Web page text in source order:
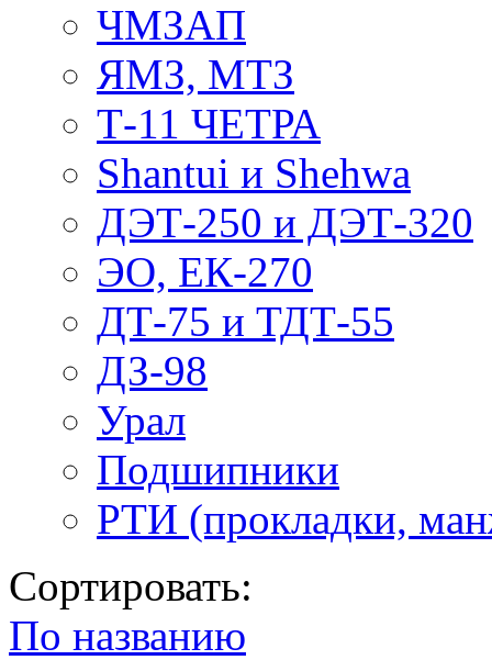
ЧМЗАП
ЯМЗ, МТЗ
Т-11 ЧЕТРА
Shantui и Shehwa
ДЭТ-250 и ДЭТ-320
ЭО, ЕК-270
ДТ-75 и ТДТ-55
ДЗ-98
Урал
Подшипники
РТИ (прокладки,
Сортировать:
По названию